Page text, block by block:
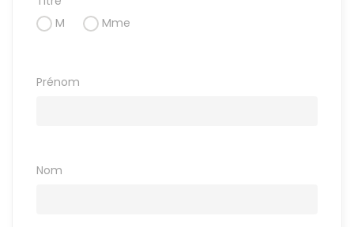
M
Mme
Prénom
Nom